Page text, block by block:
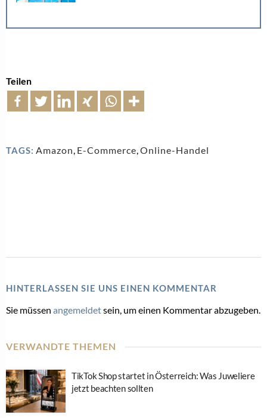
Teilen
TAGS: Amazon, E-Commerce,Online-Handel
HINTERLASSEN SIE UNS EINEN KOMMENTAR
Sie müssen angemeldetsein, um einen Kommentar abzugeben.
VERWANDTE THEMEN
TikTok Shop startet in Österreich: Was Juweliere
jetzt beachten sollten